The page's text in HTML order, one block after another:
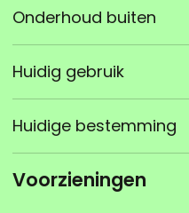
Onderhoud buiten
Huidig gebruik
Huidige bestemming
Voorzieningen